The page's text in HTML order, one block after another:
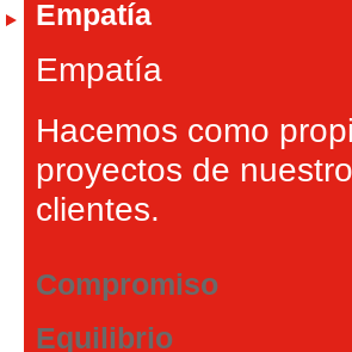
Empatía
Empatía
Hacemos como
proyectos de
clientes.
Compromiso
Equilibrio